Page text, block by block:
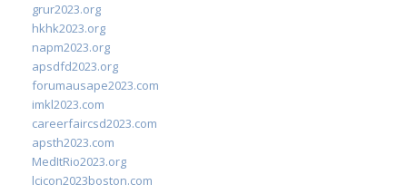
grur2023.org
hkhk2023.org
napm2023.org
apsdfd2023.org
forumausape2023.com
imkl2023.com
careerfaircsd2023.com
apsth2023.com
MedItRio2023.org
lcicon2023boston.com